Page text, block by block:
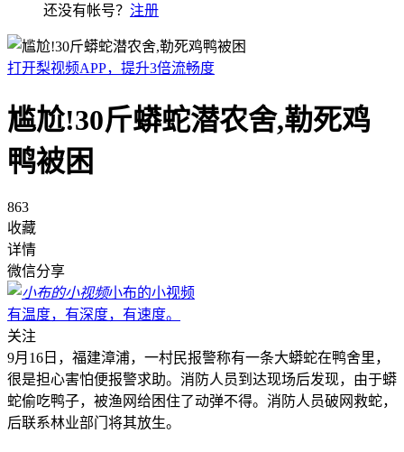
还没有帐号？ 注册
打开梨视频APP，提升3倍流畅度
尴尬!30斤蟒蛇潜农舍,勒死鸡
鸭被困
863
收藏
详情
微信分享
小布的小视频
有温度，有深度，有速度。
关注
9月16日，福建漳浦，一村民报警称有一条大蟒蛇在鸭舍里，
很是担心害怕便报警求助。消防人员到达现场后发现，由于蟒
蛇偷吃鸭子，被渔网给困住了动弹不得。消防人员破网救蛇，
后联系林业部门将其放生。